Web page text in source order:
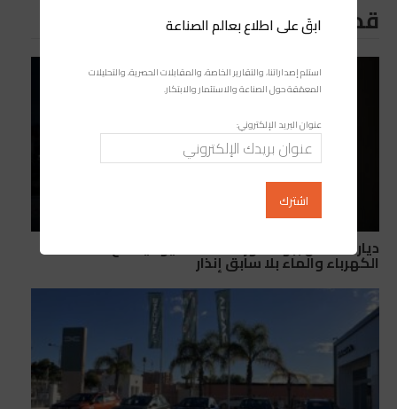
قد يعجبك ايضا
ديار الأندلس ببوسكورة… معاناة يومية مع انقطاعات
الكهرباء والماء بلا سابق إنذار
ابقَ على اطلاع بعالم الصناعة
استلم إصداراتنا، والتقارير الخاصة، والمقابلات الحصرية، والتحليلات
المعمّقة حول الصناعة والاستثمار والابتكار.
عنوان البريد الإلكتروني: